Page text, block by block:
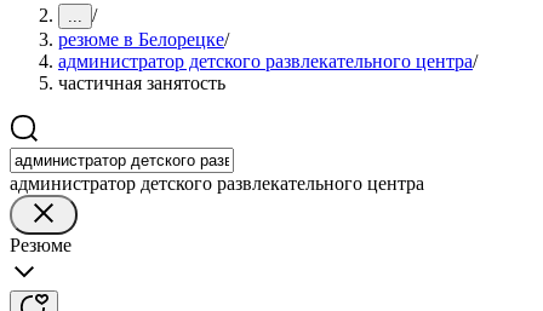
... /
резюме в Белорецке/
администратор детского развлекательного центра/
частичная занятость
администратор детского развлекательного центра
Резюме